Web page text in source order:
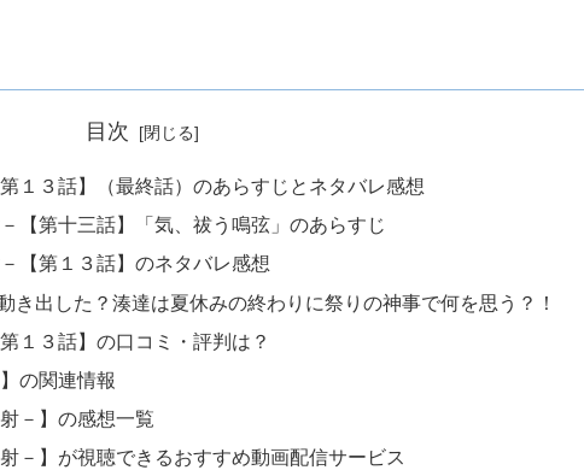
目次
１３話】（最終話）のあらすじとネタバレ感想
【第十三話】「気、祓う鳴弦」のあらすじ
【第１３話】のネタバレ感想
き出した？湊達は夏休みの終わりに祭りの神事で何を思う？！
１３話】の口コミ・評判は？
の関連情報
－】の感想一覧
－】が視聴できるおすすめ動画配信サービス